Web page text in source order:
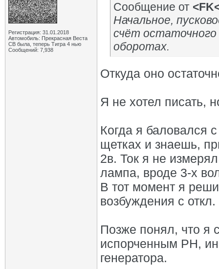
Регистрация: 31.01.2018
Автомобиль: Прекрасная Веста
СВ была, теперь Тигра 4 нью
Сообщений: 7,938
Сообщение от
Начальное,
счёт
оборотах.
Откуда оно
Я не хотел писать,
Когда я баловался
щетках и знаешь,
2в. Ток я не
лампа, вроде 3-х
В тот момент я
возбуждения с
Позже понял, что я
испорченным РН,
генератора.